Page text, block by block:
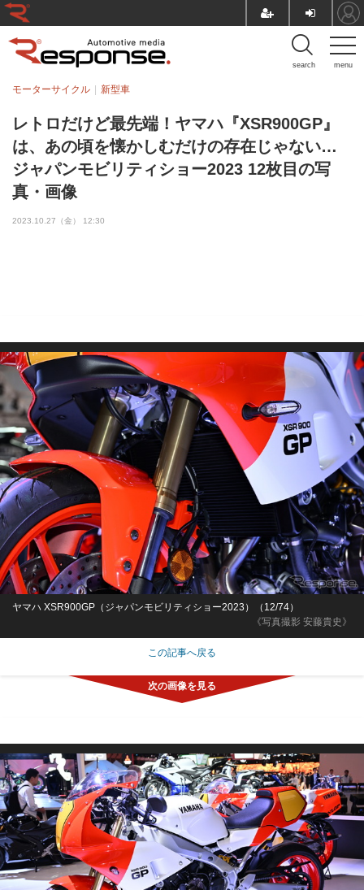
menu
search
レトロだけど最先端！ヤマハ『XSR900GP』
は、あの頃を懐かしむだけの存在じゃない…
ジャパンモビリティショー2023 12枚目の写
真・画像
モーターサイクル 新型車
2023.10.27（金） 12:30
《写真撮影 安藤貴史》
ヤマハ XSR900GP（ジャパンモビリティショー2023）（12/74）
この記事へ戻る